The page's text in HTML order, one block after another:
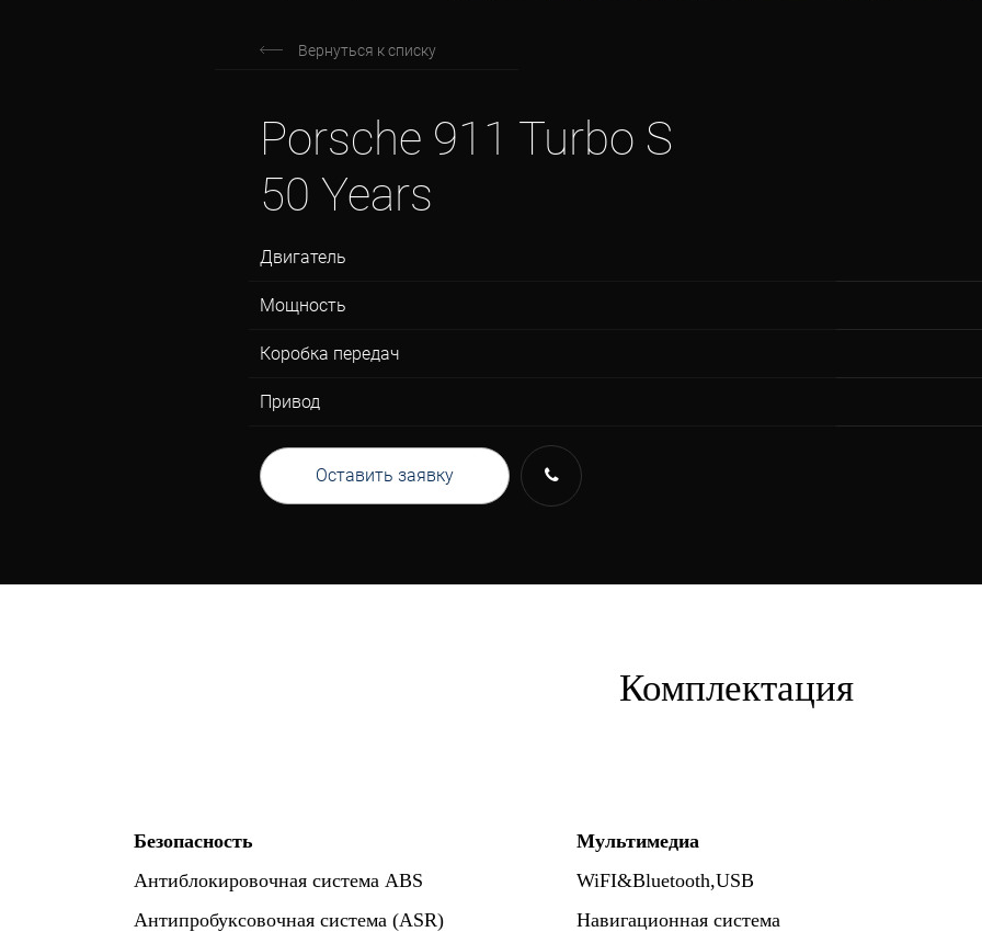
Вернуться к списку
Porsche 911 Turbo S
50 Years
Двигатель
Мощность
Коробка передач
Привод
Оставить заявку
Комплектация
Безопасность
Антиблокировочная система ABS
Антипробуксовочная система (ASR)
Мультимедиа
WiFI&Bluetooth,USB
Навигационная система